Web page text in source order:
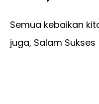
Semua kebaikan
juga, Salam Sukses